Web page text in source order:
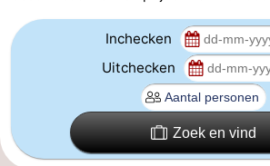
Medische
Vlaanderen
-
Inchecken
Uitchecken
Zoek en vind